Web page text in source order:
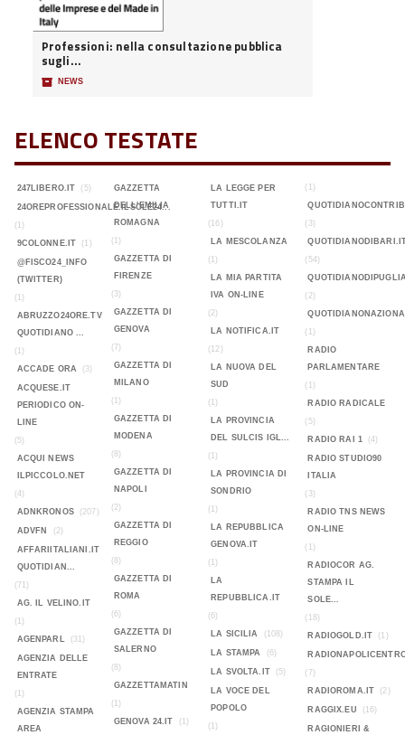
Professioni: nella consultazione pubblica
sugli...
📦 NEWS
ELENCO TESTATE
247LIBERO.IT (5)
24OREPROFESSIONALE.ILSOLE24...
(1)
9COLONNE.IT
(1)
@FISCO24_INFO
(TWITTER)
(1)
ABRUZZO24ORE.TV
QUOTIDIANO ...
(1)
ACCADE ORA
(3)
ACQUESE.IT
PERIODICO ON-
LINE
(5)
ACQUI NEWS
ILPICCOLO.NET
(4)
ADNKRONOS
(207)
ADVFN (2)
AFFARIITALIANI.IT
QUOTIDIAN...
(71)
AG. IL VELINO.IT
(1)
AGENPARL
(31)
AGENZIA DELLE
ENTRATE
(1)
AGENZIA STAMPA
AREA
GAZZETTA
DELL'EMILIA
ROMAGNA
(1)
GAZZETTA DI
FIRENZE
(3)
GAZZETTA DI
GENOVA
(7)
GAZZETTA DI
MILANO
(1)
GAZZETTA DI
MODENA
(8)
GAZZETTA DI
NAPOLI
(2)
GAZZETTA DI
REGGIO
(8)
GAZZETTA DI
ROMA
(6)
GAZZETTA DI
SALERNO
(8)
GAZZETTAMATIN
(1)
GENOVA 24.IT
(1)
LA LEGGE PER
TUTTI.IT
(16)
LA MESCOLANZA
(1)
LA MIA PARTITA
IVA ON-LINE
(2)
LA NOTIFICA.IT
(12)
LA NUOVA DEL
SUD
(1)
LA PROVINCIA
DEL SULCIS IGL...
(1)
LA PROVINCIA DI
SONDRIO
(1)
LA REPUBBLICA
GENOVA.IT
(1)
LA
REPUBBLICA.IT
(6)
LA SICILIA
(108)
LA STAMPA (6)
LA SVOLTA.IT (5)
LA VOCE DEL
POPOLO
(1)
(1)
(3)
(54)
(2)
(1)
RADIO
PARLAMENTARE
(1)
RADIO RADICALE
(5)
RADIO RAI 1
(4)
RADIO STUDIO90
ITALIA
(3)
RADIO TNS NEWS
ON-LINE
(1)
RADIOCOR AG.
STAMPA IL
SOLE...
(18)
RADIOGOLD.IT
(1)
(7)
RADIOROMA.IT
(2)
RAGGIX.EU (16)
RAGIONIERI &